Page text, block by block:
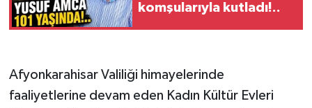
komşularıyla kutladı!..
Afyonkarahisar Valiliği himayelerinde
faaliyetlerine devam eden Kadın Kültür Evleri